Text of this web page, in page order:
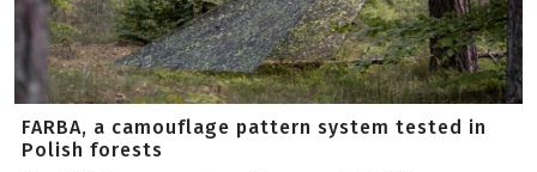
FARBA, a camouflage pattern system tested in
Polish forests